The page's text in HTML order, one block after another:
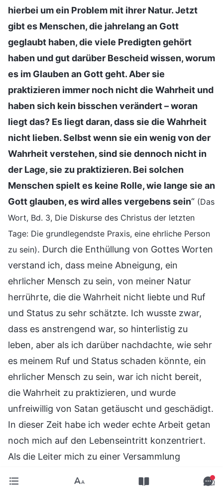
hierbei um ein Problem mit ihrer Natur. Jetzt
gibt es Menschen, die jahrelang an Gott
geglaubt haben, die viele Predigten gehört
haben und gut darüber Bescheid wissen, worum
es im Glauben an Gott geht. Aber sie
praktizieren immer noch nicht die Wahrheit und
haben sich kein bisschen verändert – woran
liegt das? Es liegt daran, dass sie die Wahrheit
nicht lieben. Selbst wenn sie ein wenig von der
Wahrheit verstehen, sind sie dennoch nicht in
der Lage, sie zu praktizieren. Bei solchen
Menschen spielt es keine Rolle, wie lange sie an
Gott glauben, es wird alles vergebens sein“ (Das
Wort, Bd. 3, Die Diskurse des Christus der letzten
Tage: Die grundlegendste Praxis, eine ehrliche Person
zu sein). Durch die Enthüllung von Gottes Worten
verstand ich, dass meine Abneigung, ein
ehrlicher Mensch zu sein, von meiner Natur
herrührte, die die Wahrheit nicht liebte und Ruf
und Status zu sehr schätzte. Ich wusste zwar,
dass es anstrengend war, so hinterlistig zu
leben, aber als ich darüber nachdachte, wie sehr
es meinem Ruf und Status schaden könnte, ein
ehrlicher Mensch zu sein, war ich nicht bereit,
die Wahrheit zu praktizieren, und wurde
unfreiwillig von Satan getäuscht und geschädigt.
In dieser Zeit habe ich weder echte Arbeit getan
noch mich auf den Lebenseintritt konzentriert.
Als die Leiter mich zu einer Versammlung
stellen sollen, mich dazu bekennen sollen, dass